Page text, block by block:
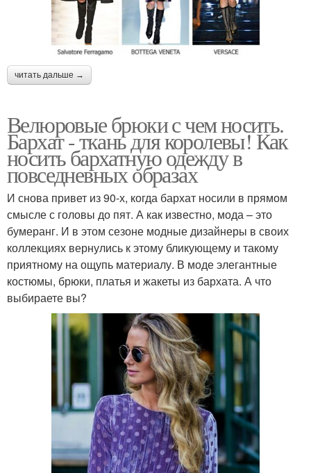
читать дальше →
Велюровые брюки с чем носить.
Бархат - ткань для королевы! Как
носить бархатную одежду в
повседневных образах
И снова привет из 90-х, когда бархат носили в прямом
смысле с головы до пят. А как известно, мода – это
бумеранг. И в этом сезоне модные дизайнеры в своих
коллекциях вернулись к этому бликующему и такому
приятному на ощупь материалу. В моде элегантные
костюмы, брюки, платья и жакеты из бархата. А что
выбираете вы?